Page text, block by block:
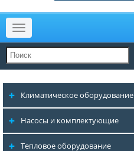
Меню
Климатическое оборудование
Насосы и комплектующие
Тепловое оборудование